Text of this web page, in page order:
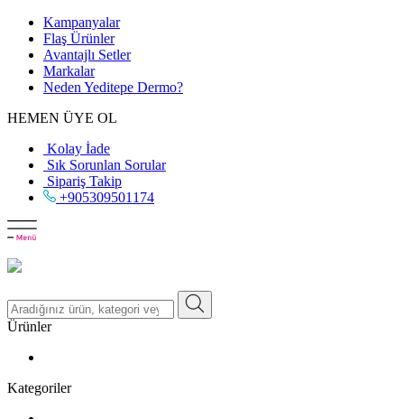
Kampanyalar
Flaş Ürünler
Avantajlı Setler
Markalar
Neden Yeditepe Dermo?
HEMEN ÜYE OL
Kolay İade
Sık Sorunlan Sorular
Sipariş Takip
+905309501174
Ürünler
Kategoriler